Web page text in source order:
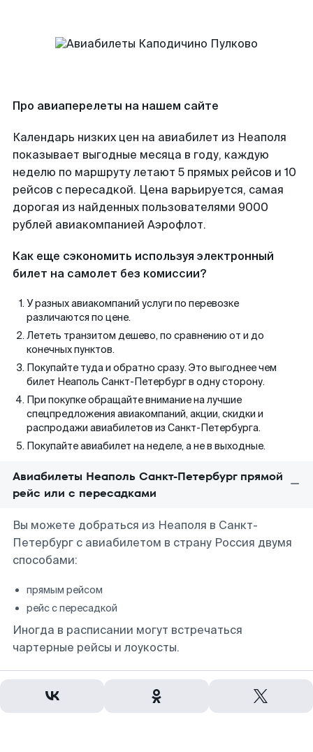
Про авиаперелеты на нашем сайте
Календарь низких цен на авиабилет из Неаполя
показывает выгодные месяца в году, каждую
неделю по маршруту летают 5 прямых рейсов и 10
рейсов с пересадкой. Цена варьируется, самая
дорогая из найденных пользователями 9000
рублей авиакомпанией Аэрофлот.
Как еще сэкономить используя электронный
билет на самолет без комиссии?
У разных авиакомпаний услуги по перевозке
различаются по цене.
Лететь транзитом дешево, по сравнению от и до
конечных пунктов.
Покупайте туда и обратно сразу. Это выгоднее чем
билет Неаполь Санкт-Петербург в одну сторону.
При покупке обращайте внимание на лучшие
спецпредложения авиакомпаний, акции, скидки и
распродажи авиабилетов из Санкт-Петербурга.
Покупайте авиабилет на неделе, а не в выходные.
Авиабилеты Неаполь Санкт-Петербург прямой
рейс или с пересадками
Вы можете добраться из Неаполя в Санкт-
Петербург с авиабилетом в страну Россия двумя
способами:
прямым рейсом
рейс с пересадкой
Иногда в расписании могут встречаться
чартерные рейсы и лоукосты.